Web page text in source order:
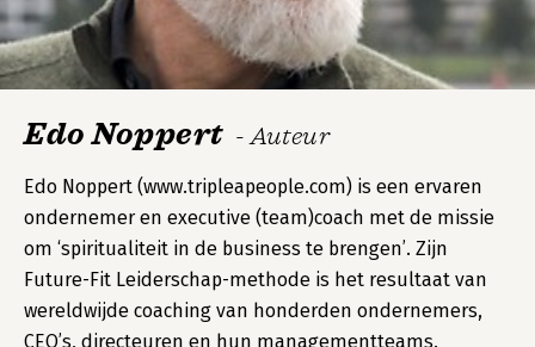
Edo Noppert - Auteur
Edo Noppert (www.tripleapeople.com) is een ervaren
ondernemer en executive (team)coach met de missie
om ‘spiritualiteit in de business te brengen’. Zijn
Future-Fit Leiderschap-methode is het resultaat van
wereldwijde coaching van honderden ondernemers,
CEO’s, directeuren en hun managementteams.